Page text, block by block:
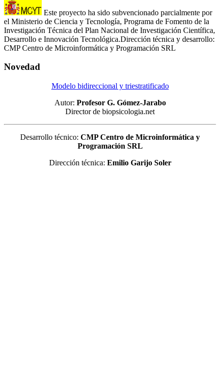
Este proyecto ha sido subvencionado parcialmente por
el Ministerio de Ciencia y Tecnología, Programa de Fomento de la
Investigación Técnica del Plan Nacional de Investigación Científica,
Desarrollo e Innovación Tecnológica.Dirección técnica y desarrollo:
CMP Centro de Microinformática y Programación SRL
Novedad
Modelo bidireccional y triestratificado
Autor: Profesor G. Gómez-Jarabo
Director de biopsicologia.net
Desarrollo técnico: CMP Centro de Microinformática y
Programación SRL
Dirección técnica: Emilio Garijo Soler